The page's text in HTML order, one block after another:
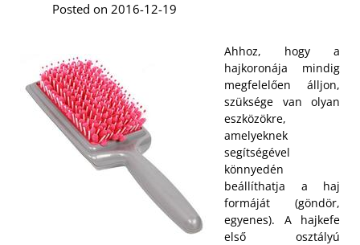
Posted on 2016-12-19
Ahhoz, hogy a
hajkoronája mindig
megfelelően álljon,
szüksége van olyan
eszközökre,
amelyeknek
segítségével
könnyedén
beállíthatja a haj
formáját (göndör,
egyenes). A hajkefe
első osztályú